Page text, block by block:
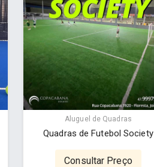
Aluguel de Quadras
Quadras de Futebol Society
Consultar Preço